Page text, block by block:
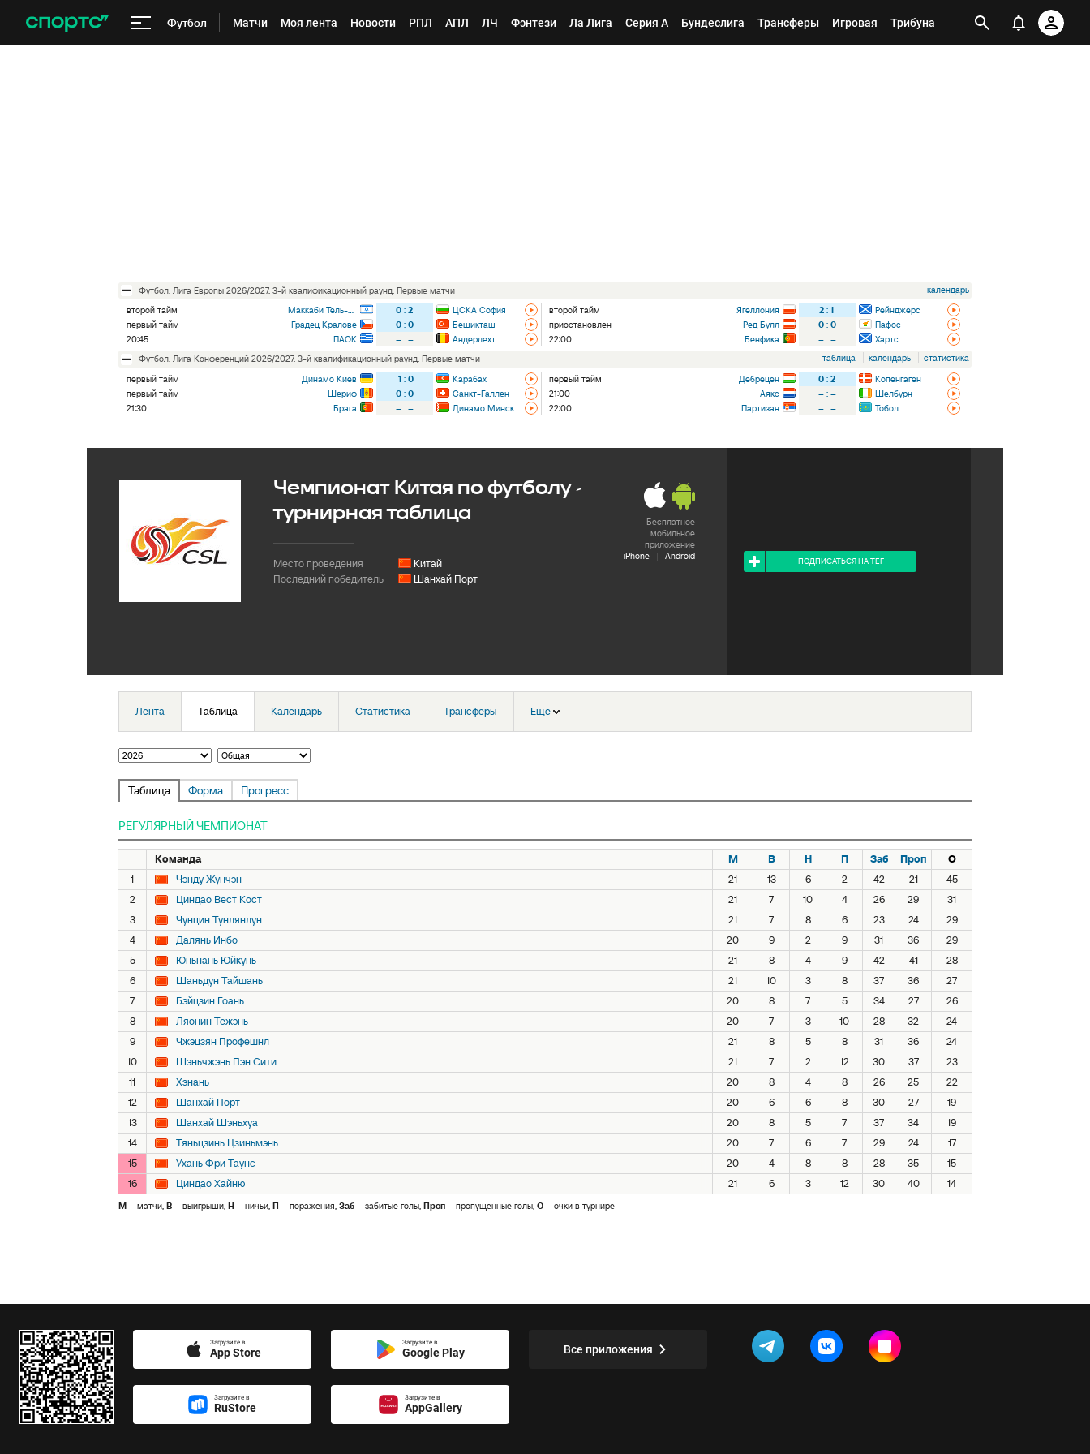
Футбол Матчи Моя лента Новости РПЛ АПЛ ЛЧ Фэнтези Ла Лига Серия А Бундеслига Трансферы Игровая Трибуна
футбол. Лига Европы 2026/2027. 3-й квалификационный раунд. Первые матчи
календарь
второй тайм
Маккаби Тель-Авив 0 : 2 ЦСКА София второй тайм Ягеллония 2 : 1
Рейнджерс
первый тайм
Градец Кралове 0 : 0 Бешикташ приостановлен Ред Булл 0 : 0
Пафос
20:45
ПАОК – : – Андерлехт 22:00 Бенфика – : –
Хартс
футбол. Лига Конференций 2026/2027. 3-й квалификационный раунд. Первые матчи
таблица календарь
статистика
первый тайм
Динамо Киев 1 : 0 Карабах первый тайм Дебрецен 0 : 2
Копенгаген
первый тайм
Шериф 0 : 0 Санкт-Галлен 21:00 Аякс – : –
Шелбурн
21:30
Брага – : – Динамо Минск 22:00 Партизан – : – Тобол
Бесплатное
мобильное
приложение
iPhone
| Android
Чемпионат Китая по футболу -
турнирная таблица
Место проведения
Китай
Последний победитель
Шанхай Порт
ПОДПИСАТЬСЯ НА ТЕГ
Лента Таблица Календарь Статистика Трансферы Еще
Таблица Форма Прогресс
РЕГУЛЯРНЫЙ ЧЕМПИОНАТ
Команда М В Н П Заб Проп
О
1
Чэнду Жунчэн 21 13 6 2 42 21
45
2
Циндао Вест Кост 21 7 10 4 26 29
31
3
Чунцин Тунлянлун 21 7 8 6 23 24
29
4
Далянь Инбо 20 9 2 9 31 36
29
5
Юньнань Юйкунь 21 8 4 9 42 41
28
6
Шаньдун Тайшань 21 10 3 8 37 36
27
7
Бэйцзин Гоань 20 8 7 5 34 27
26
8
Ляонин Тежэнь 20 7 3 10 28 32
24
9
Чжэцзян Профешнл 21 8 5 8 31 36
24
10
Шэньчжэнь Пэн Сити 21 7 2 12 30 37
23
11
Хэнань 20 8 4 8 26 25
22
12
Шанхай Порт 20 6 6 8 30 27
19
13
Шанхай Шэньхуа 20 8 5 7 37 34
19
14
Тяньцзинь Цзиньмэнь 20 7 6 7 29 24
17
15
Ухань Фри Таунс 20 4 8 8 28 35
15
16
Циндао Хайню 21 6 3 12 30 40 14
М – матчи, В – выигрыши, Н – ничьи, П – поражения, Заб – забитые голы, Проп – пропущенные голы, О – очки в турнире
Загрузите в
App Store
Загрузите в
Google Play
Загрузите в
RuStore
Загрузите в
AppGallery
Все приложения